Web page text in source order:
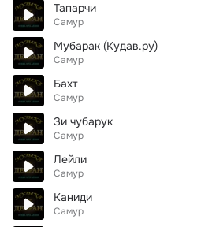
Тапарчи
Самур
Мубарак (Кудав.ру)
Самур
Бахт
Самур
Зи чубарук
Самур
Лейли
Самур
Каниди
Самур